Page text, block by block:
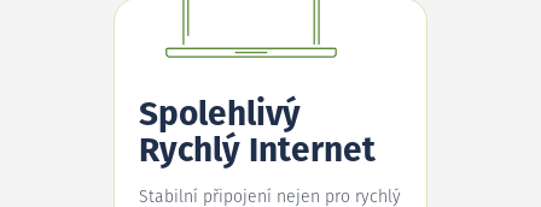
Spolehlivý
Rychlý Internet
Stabilní připojení nejen pro rychlý